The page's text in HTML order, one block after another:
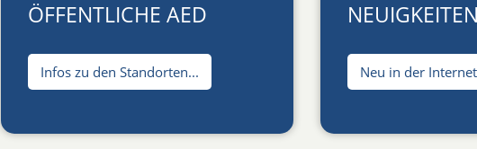
ÖFFENTLICHE AED
Infos zu den Standorten... Neu in der